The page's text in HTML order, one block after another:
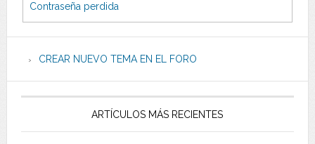
Contraseña perdida
CREAR NUEVO TEMA EN EL FORO
ARTÍCULOS MÁS RECIENTES